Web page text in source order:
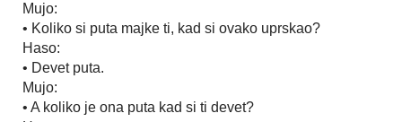
Mujo:
• Koliko si puta majke ti, kad si ovako uprskao?
Haso:
• Devet puta.
Mujo:
• A koliko je ona puta kad si ti devet?